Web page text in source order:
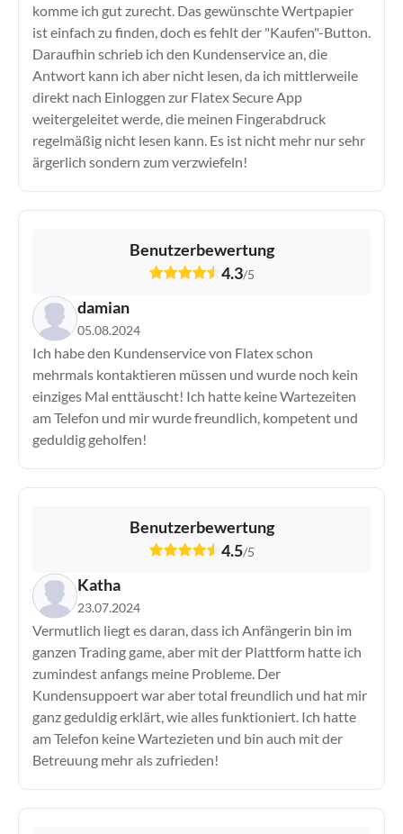
komme ich gut zurecht. Das gewünschte Wertpapier
ist einfach zu finden, doch es fehlt der "Kaufen"-Button.
Daraufhin schrieb ich den Kundenservice an, die
Antwort kann ich aber nicht lesen, da ich mittlerweile
direkt nach Einloggen zur Flatex Secure App
weitergeleitet werde, die meinen Fingerabdruck
regelmäßig nicht lesen kann. Es ist nicht mehr nur sehr
ärgerlich sondern zum verzwiefeln!
Benutzerbewertung
4.3/5
damian
05.08.2024
Ich habe den Kundenservice von Flatex schon
mehrmals kontaktieren müssen und wurde noch kein
einziges Mal enttäuscht! Ich hatte keine Wartezeiten
am Telefon und mir wurde freundlich, kompetent und
geduldig geholfen!
Benutzerbewertung
4.5/5
Katha
23.07.2024
Vermutlich liegt es daran, dass ich Anfängerin bin im
ganzen Trading game, aber mit der Plattform hatte ich
zumindest anfangs meine Probleme. Der
Kundensuppoert war aber total freundlich und hat mir
ganz geduldig erklärt, wie alles funktioniert. Ich hatte
am Telefon keine Wartezieten und bin auch mit der
Betreuung mehr als zufrieden!